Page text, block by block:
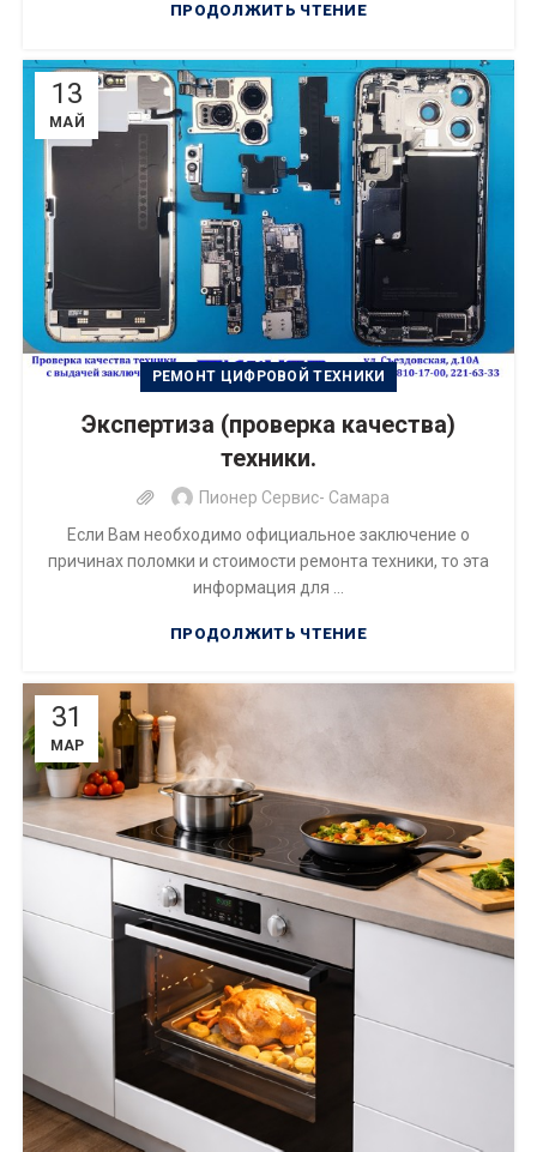
ПРОДОЛЖИТЬ ЧТЕНИЕ
13
МАЙ
РЕМОНТ ЦИФРОВОЙ ТЕХНИКИ
Экспертиза (проверка качества)
техники.
Пионер Сервис- Самара
Если Вам необходимо официальное заключение о
причинах поломки и стоимости ремонта техники, то эта
информация для ...
ПРОДОЛЖИТЬ ЧТЕНИЕ
31
МАР